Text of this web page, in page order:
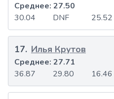
30.04 DNF 25.52
Среднее: 27.50
17. Илья Крутов
36.87 29.80 16.46
Среднее: 27.71